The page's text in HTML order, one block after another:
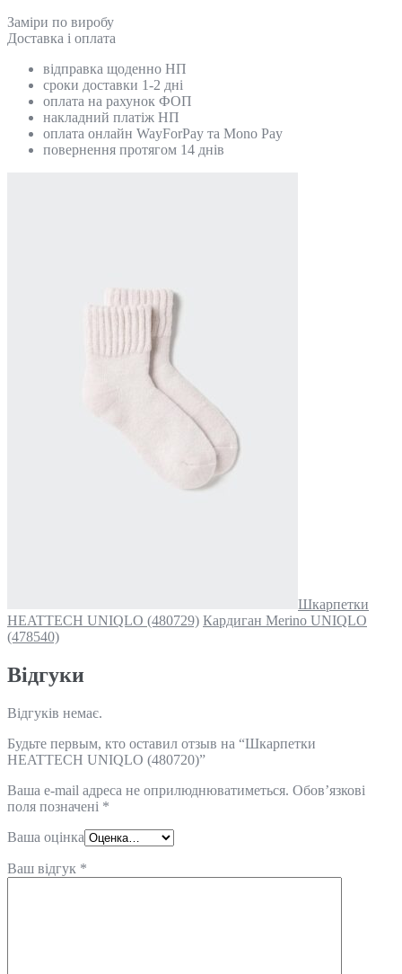
Замiри по виробу
Доставка і оплата
відправка щоденно НП
сроки доставки 1-2 дні
оплата на рахунок ФОП
накладний платіж НП
оплата онлайн WayForPay та Mono Pay
повернення протягом 14 днів
Шкарпетки
HEATTECH UNIQLO (480729) Кардиган Merino UNIQLO
(478540)
Відгуки
Відгуків немає.
Будьте первым, кто оставил отзыв на “Шкарпетки
HEATTECH UNIQLO (480720)”
Ваша e-mail адреса не оприлюднюватиметься. Обов’язкові
поля позначені *
Ваша оцінка
Ваш відгук *